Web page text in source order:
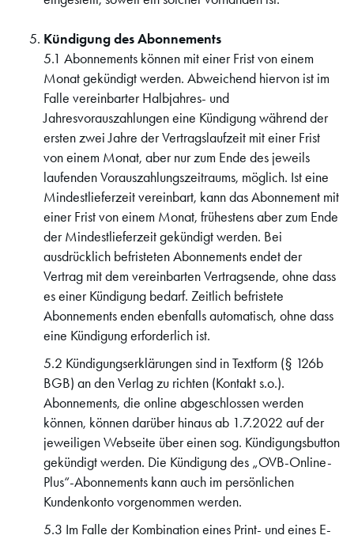
Kündigung des Abonnements
5.1 Abonnements können mit einer Frist von einem
Monat gekündigt werden. Abweichend hiervon ist im
Falle vereinbarter Halbjahres- und
Jahresvorauszahlungen eine Kündigung während der
ersten zwei Jahre der Vertragslaufzeit mit einer Frist
von einem Monat, aber nur zum Ende des jeweils
laufenden Vorauszahlungszeitraums, möglich. Ist eine
Mindestlieferzeit vereinbart, kann das Abonnement mit
einer Frist von einem Monat, frühestens aber zum Ende
der Mindestlieferzeit gekündigt werden. Bei
ausdrücklich befristeten Abonnements endet der
Vertrag mit dem vereinbarten Vertragsende, ohne dass
es einer Kündigung bedarf. Zeitlich befristete
Abonnements enden ebenfalls automatisch, ohne dass
eine Kündigung erforderlich ist.
5.2 Kündigungserklärungen sind in Textform (§ 126b
BGB) an den Verlag zu richten (Kontakt s.o.).
Abonnements, die online abgeschlossen werden
können, können darüber hinaus ab 1.7.2022 auf der
jeweiligen Webseite über einen sog. Kündigungsbutton
gekündigt werden. Die Kündigung des „OVB-Online-
Plus“-Abonnements kann auch im persönlichen
Kundenkonto vorgenommen werden.
5.3 Im Falle der Kombination eines Print- und eines E-